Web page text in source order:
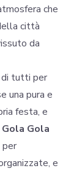
che
città
da
di tutti per
una pura e
festa, e
Gola Gola
per
e